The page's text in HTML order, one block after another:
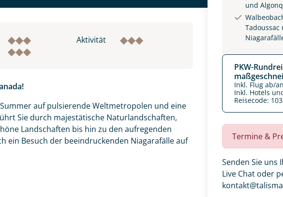
und
PKW-
Inkl. Flug ab/
Inkl. Hotels
Reisecode:
Termine &
Senden Sie uns
Live Chat oder
Aktivität
auf pulsierende Weltmetropolen und eine
Sie durch majestätische Naturlandschaften,
Landschaften bis hin zu den aufregenden
ein Besuch der beeindruckenden Niagarafälle auf